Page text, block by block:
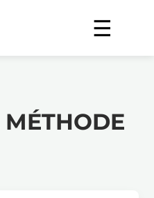
MÉTHODE